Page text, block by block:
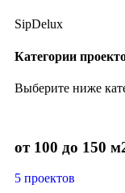
SipDelux
Категории
Выберите ниже
от 100 до 150
5 проектов